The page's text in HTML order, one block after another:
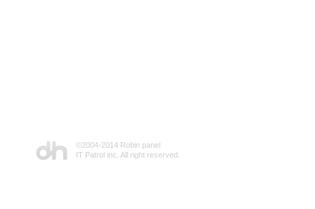
©2004-2014 Robin panel
IT Patrol inc. All right reserved.